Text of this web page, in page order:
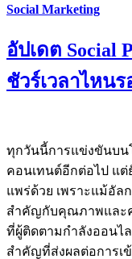
Social Marketing
อัปเดต Social
ชัวร์เวลาไหนร
ทุกวันนี้การแข่งขันบน
คอนเทนต์อีกต่อไป แต่
แพร่ด้วย เพราะแม้อั
สำคัญกับคุณภาพและค
ที่ผู้ติดตามกำลังออนไ
สำคัญที่ส่งผลต่อการเข้